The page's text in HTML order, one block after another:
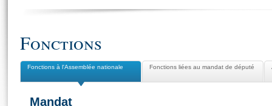
Fonctions
Fonctions à l'Assemblée nationale Fonctions liées au mandat de député
Mandat